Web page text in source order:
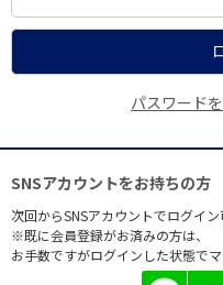
パスワード
SNSアカウントをお持ちの方
次回からSNSアカウントでログイン
※既に会員登録がお済みの方は、
お手数ですがログインした状態で